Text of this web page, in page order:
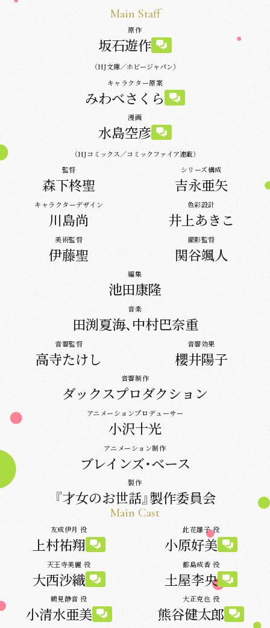
Main Staff
原作
坂石遊作
（HJ文庫／ホビージャパン）
キャラクター原案
みわべさくら
漫画
水島空彦
（HJコミックス／コミックファイア連載）
監督
森下柊聖
シリーズ構成
吉永亜矢
キャラクターデザイン
川島尚
色彩設計
井上あきこ
美術監督
伊藤聖
撮影監督
関谷颯人
編集
池田康隆
音楽
田渕夏海、中村巴奈重
音響監督
高寺たけし
音響効果
櫻井陽子
音響制作
ダックスプロダクション
アニメーションプロデューサー
小沢十光
アニメーション制作
ブレインズ・ベース
製作
『才女のお世話』製作委員会
Main Cast
友成伊月 役
上村祐翔
此花雛子 役
小原好美
天王寺美麗 役
大西沙織
都島成香 役
土屋李央
鶴見静音 役
小清水亜美
大正克也 役
熊谷健太郎